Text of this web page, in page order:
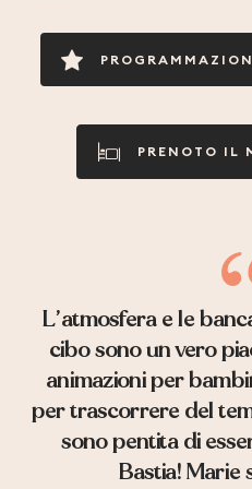
PRENOTO IL
L’atmosfera e le
cibo sono un vero
animazioni per
per trascorrere del
sono pentita di
Bastia! Marie